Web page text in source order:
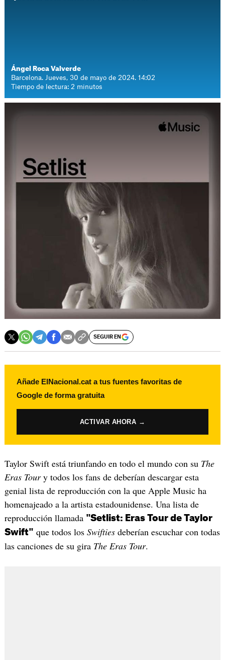
Ángel Roca Valverde
Barcelona. Jueves, 30 de mayo de 2024. 14:02
Tiempo de lectura: 2 minutos
SEGUIR EN
Añade ElNacional.cat a tus fuentes favoritas de
Google de forma gratuita
ACTIVAR AHORA →
Taylor Swift está triunfando en todo el mundo con su The
Eras Toury todos los fans de deberían descargar esta
genial lista de reproducción con la que Apple Music ha
homenajeado a la artista estadounidense. Una lista de
reproducción llamada "Setlist: Eras Tour de Taylor
Swift" que todos los Swiftiesdeberían escuchar con todas
las canciones de su gira The Eras Tour.